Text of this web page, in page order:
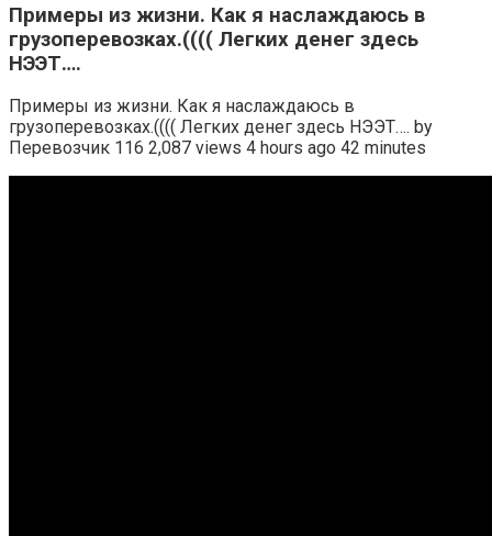
Примеры из жизни. Как я наслаждаюсь в
грузоперевозках.(((( Легких денег здесь
НЭЭТ….
Примеры из жизни. Как я наслаждаюсь в
грузоперевозках.(((( Легких денег здесь НЭЭТ…. by
Перевозчик 116 2,087 views 4 hours ago 42 minutes